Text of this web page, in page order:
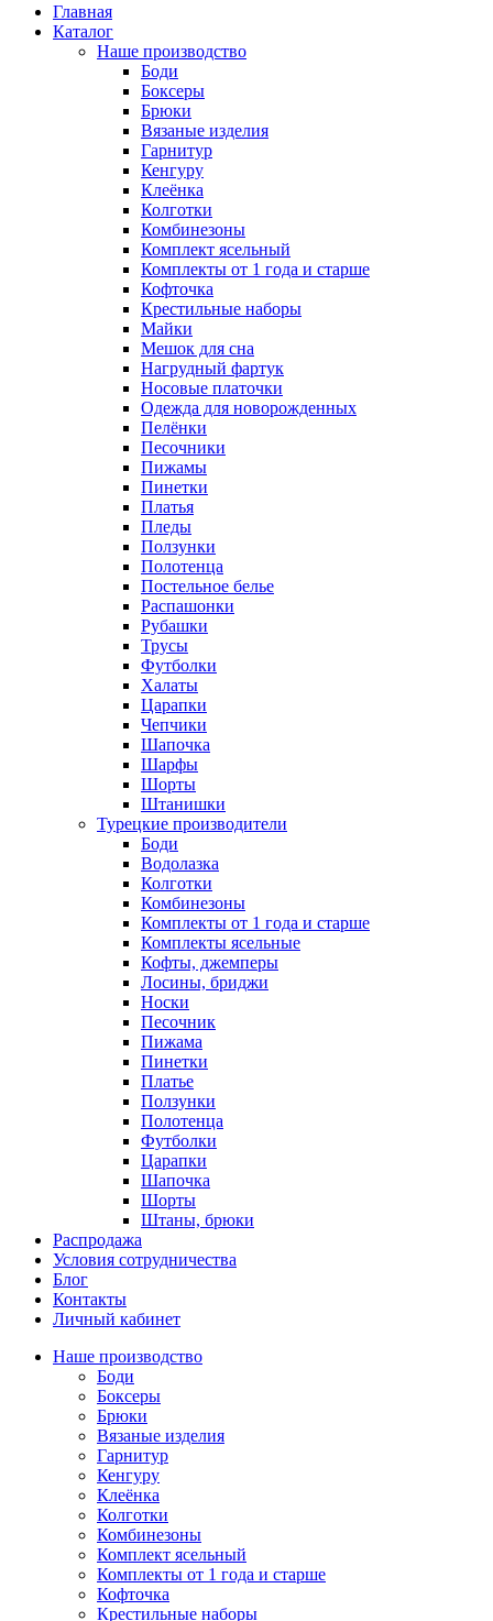
Главная
Каталог
Наше производство
Боди
Боксеры
Брюки
Вязаные изделия
Гарнитур
Кенгуру
Клеёнка
Колготки
Комбинезоны
Комплект ясельный
Комплекты от 1 года и старше
Кофточка
Крестильные наборы
Майки
Мешок для сна
Нагрудный фартук
Носовые платочки
Одежда для новорожденных
Пелёнки
Песочники
Пижамы
Пинетки
Платья
Пледы
Ползунки
Полотенца
Постельное белье
Распашонки
Рубашки
Трусы
Футболки
Халаты
Царапки
Чепчики
Шапочка
Шарфы
Шорты
Штанишки
Турецкие производители
Боди
Водолазка
Колготки
Комбинезоны
Комплекты от 1 года и старше
Комплекты ясельные
Кофты, джемперы
Лосины, бриджи
Носки
Песочник
Пижама
Пинетки
Платье
Ползунки
Полотенца
Футболки
Царапки
Шапочка
Шорты
Штаны, брюки
Распродажа
Условия сотрудничества
Блог
Контакты
Личный кабинет
Наше производство
Боди
Боксеры
Брюки
Вязаные изделия
Гарнитур
Кенгуру
Клеёнка
Колготки
Комбинезоны
Комплект ясельный
Комплекты от 1 года и старше
Кофточка
Крестильные наборы